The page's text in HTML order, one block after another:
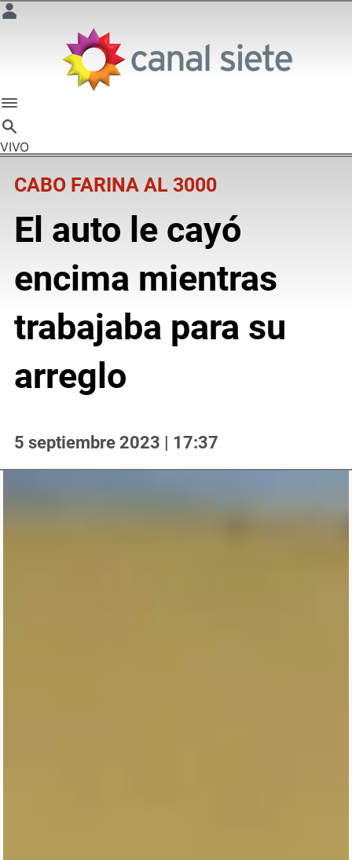
VIVO
CABO FARINA AL 3000
El auto le cayó
encima mientras
trabajaba para su
arreglo
5 septiembre 2023 | 17:37